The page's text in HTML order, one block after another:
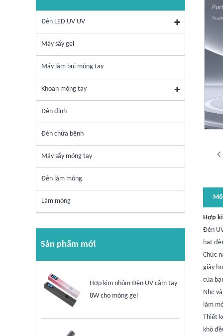
Đèn LED UV UV
Máy sấy gel
Máy làm bụi móng tay
Khoan móng tay
Đèn đinh
Đèn chữa bệnh
Máy sấy móng tay
Đèn làm móng
Làm móng
Sản phẩm mới
Hợp kim nhôm Đèn UV cầm tay
8W cho móng gel
Hợp
Đèn
hạt
Chức
giây
của
Nhẹ
làm
Thiết
khô